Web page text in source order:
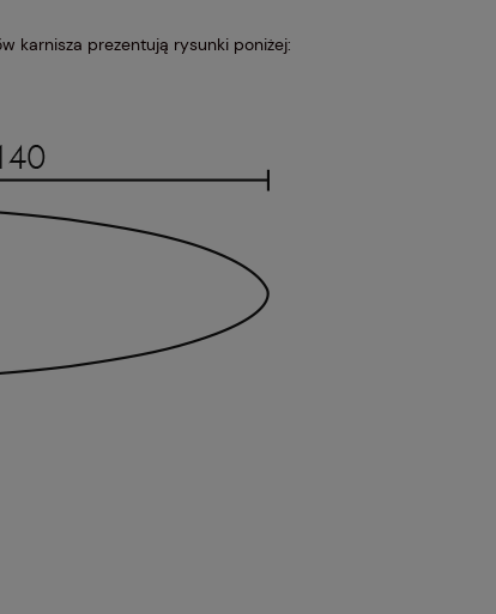
karnisza prezentują rysunki poniżej: